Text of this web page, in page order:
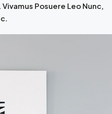
Posuere Leo Nunc,